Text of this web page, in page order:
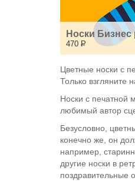
Носки Бизнес
470 Р
Цветные носки с
Только взгляните
Носки с печатной
любимый автор
Безусловно,
конечно же, он
например,
другие носки в
поздравительные